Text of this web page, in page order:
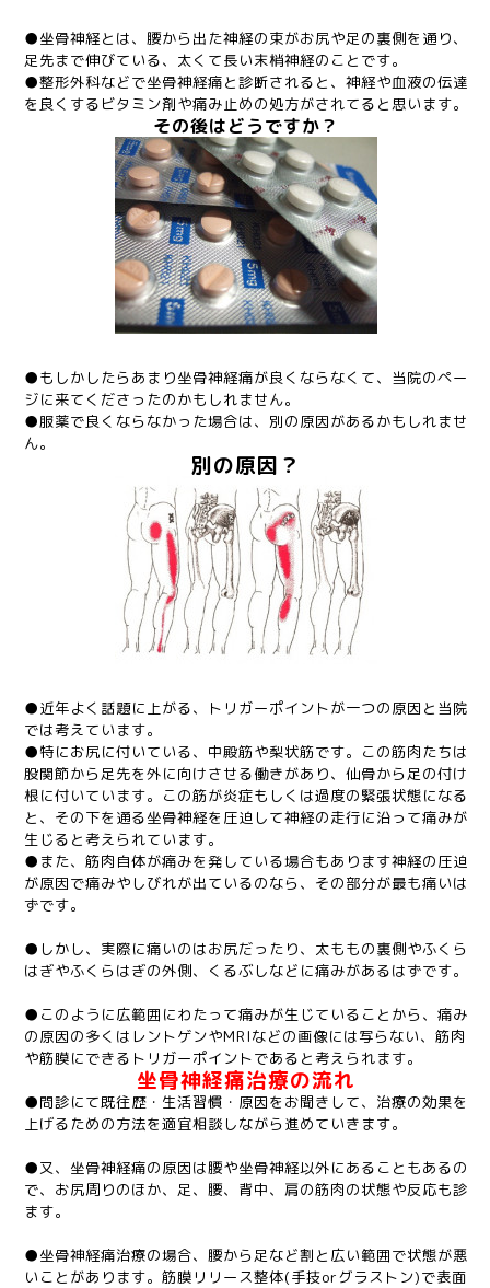
●坐骨神経とは、腰から出た神経の束がお尻や足の裏側を通り、
足先まで伸びている、太くて長い末梢神経のことです。
●整形外科などで坐骨神経痛と診断されると、神経や血液の伝達
を良くするビタミン剤や痛み止めの処方がされてると思います。
その後はどうですか？
●もしかしたらあまり坐骨神経痛が良くならなくて、当院のペー
ジに来てくださったのかもしれません。
●服薬で良くならなかった場合は、別の原因があるかもしれませ
ん。
別の原因？
●近年よく話題に上がる、トリガーポイントが一つの原因と当院
では考えています。
●特にお尻に付いている、中殿筋や梨状筋です。この筋肉たちは
股関節から足先を外に向けさせる働きがあり、仙骨から足の付け
根に付いています。この筋が炎症もしくは過度の緊張状態になる
と、その下を通る坐骨神経を圧迫して神経の走行に沿って痛みが
生じると考えられています。
●また、筋肉自体が痛みを発している場合もあります神経の圧迫
が原因で痛みやしびれが出ているのなら、その部分が最も痛いは
ずです。
●しかし、実際に痛いのはお尻だったり、太ももの裏側やふくら
はぎやふくらはぎの外側、くるぶしなどに痛みがあるはずです。
●このように広範囲にわたって痛みが生じていることから、痛み
の原因の多くはレントゲンやMRIなどの画像には写らない、筋肉
や筋膜にできるトリガーポイントであると考えられます。
坐骨神経痛治療の流れ
●問診にて既往歴・生活習慣・原因をお聞きして、治療の効果を
上げるための方法を適宜相談しながら進めていきます。
●又、坐骨神経痛の原因は腰や坐骨神経以外にあることもあるの
で、お尻周りのほか、足、腰、背中、肩の筋肉の状態や反応も診
ます。
●坐骨神経痛治療の場合、腰から足など割と広い範囲で状態が悪
いことがあります。筋膜リリース整体(手技orグラストン)で表面